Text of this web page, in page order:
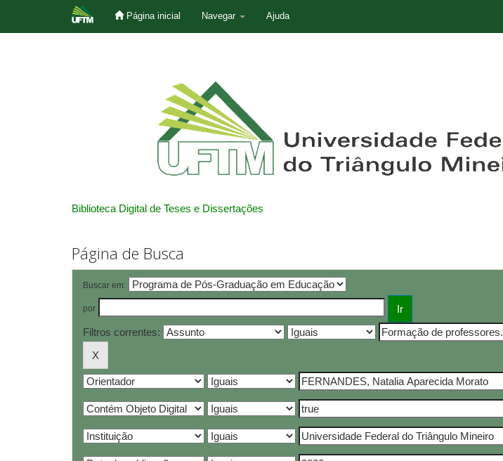
Página inicial Navegar Ajuda
Biblioteca Digital de Teses e Dissertações
Página de Busca
Buscar em:
por
Filtros correntes: